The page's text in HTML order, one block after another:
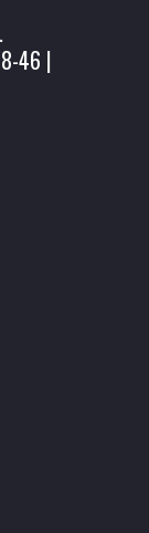
.
46 |